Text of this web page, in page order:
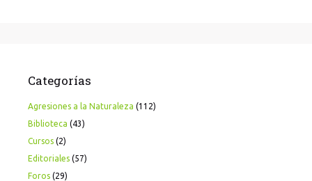
Categorías
Agresiones a la Naturaleza (112)
Biblioteca (43)
Cursos (2)
Editoriales (57)
Foros (29)